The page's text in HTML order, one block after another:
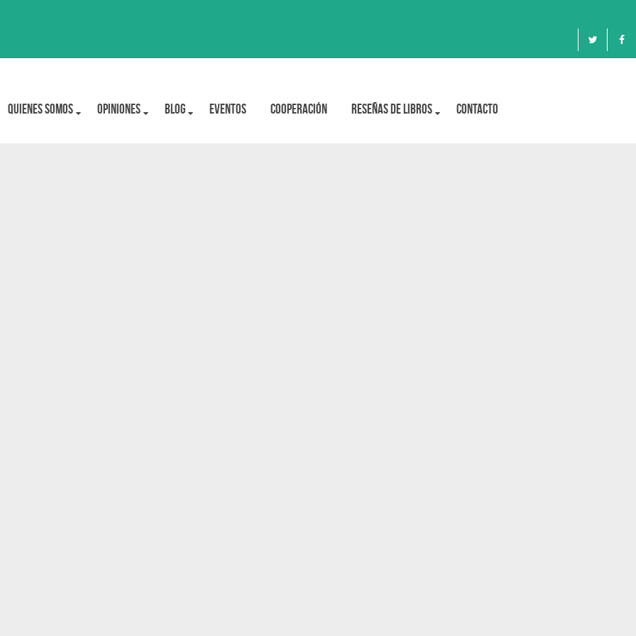
Quienes Somos OPINIONES BLOG Eventos Cooperación Reseñas de libros Contacto